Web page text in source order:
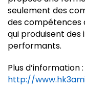
seulement des
des compétences
qui produisent des
performants.
Plus d’information :
http://